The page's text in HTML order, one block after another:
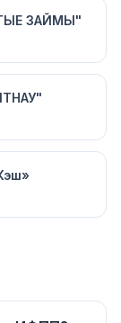
ЗАЙМЫ"